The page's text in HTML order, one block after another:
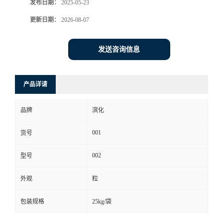
发布日期： 2025-05-23
更新日期： 2026-08-07
发送咨询信息
产品详请
品牌 滨化
货号 001
型号 002
外观 粒
包装规格 25kg/袋